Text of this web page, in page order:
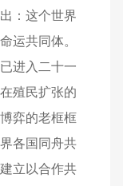
：这个世界
运共同体。
进入二十一
殖民扩张的
弈的老框框
各国同舟共
立以合作共